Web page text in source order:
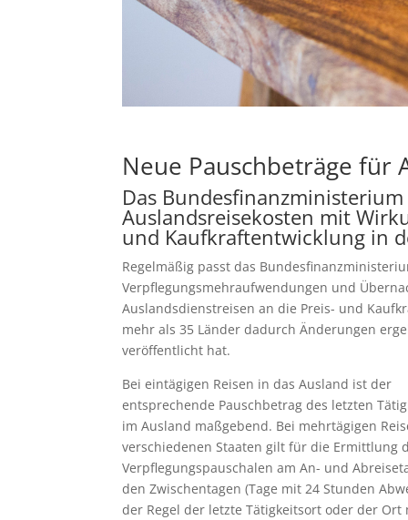
Neue Pauschbeträge für
Das
Auslandsreisekosten mit
und Kaufkraftentwicklung in
Regelmäßig passt das
Verpflegungsmehraufwendungen und
Auslandsdienstreisen an die Preis- und
mehr als 35 Länder dadurch Änderungen
veröffentlicht hat.
Bei eintägigen Reisen in das Ausland ist der
entsprechende Pauschbetrag des letzten
im Ausland maßgebend. Bei mehrtägigen
verschiedenen Staaten gilt für die Ermittlung
Verpflegungspauschalen am An- und
den Zwischentagen (Tage mit 24 Stunden
der Regel der letzte Tätigkeitsort oder der Ort